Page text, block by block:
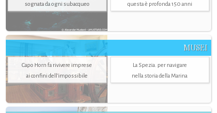
sognata da ogni subacqueo
questa è profonda 150 anni
MUSEI
Capo Horn fa rivivere imprese
ai confini dell’impossibile
La Spezia. per navigare
nella storia della Marina